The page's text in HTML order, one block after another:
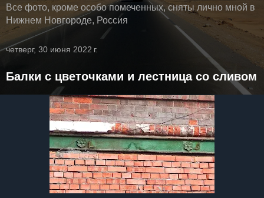
Все фото, кроме особо помеченных, сняты лично мной в
Нижнем Новгороде, Россия
четверг, 30 июня 2022 г.
Балки с цветочками и лестница со сливом